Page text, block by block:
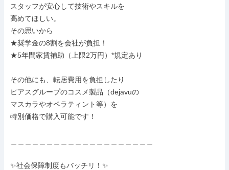
スタッフが安心して技術やスキルを
高めてほしい。
その思いから
★奨学金の8割を会社が負担！
★5年間家賃補助（上限2万円）*規定あり
その他にも、転居費用を負担したり
ピアスグループのコスメ製品（dejavuの
マスカラやオペラティント等）を
特別価格で購入可能です！
✨社会保障制度もバッチリ！✨